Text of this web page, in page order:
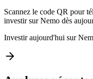
Scannez le code QR pour
investir sur Nemo dès
Investir aujourd'hui sur